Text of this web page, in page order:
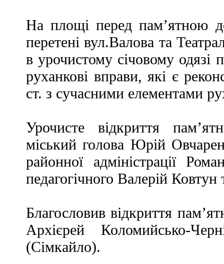
На площі перед пам’ятною
перетені вул.Валова та
в урочистому січовому одязі
руханкові вправи, які є
ст. з сучасними елементами
Урочисте відкриття
міський голова Юрій
районної адміністрації
педагогічного Валерій
Благословив відкриття
Архієрей Коломийсько-
(Сімкайло).